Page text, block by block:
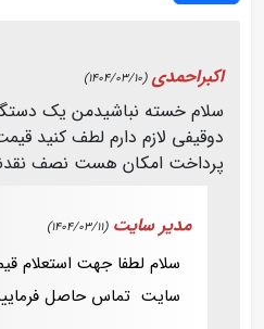
اکبراحمدی (1404/03/10)
سلام خسته نباشیدمن یک
دوقیفی لازم دارم لطف کنید
پرداخت امکان هست نصف
مدیر سایت (1404/03/11)
سلام لطفا جهت استعلام
سایت تماس حاصل